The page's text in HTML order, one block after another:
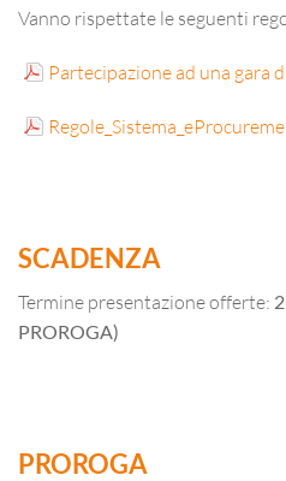
Vanno rispettate le seguenti
Partecipazione ad una gara
SCADENZA
Termine presentazione offerte:
PROROGA)
PROROGA